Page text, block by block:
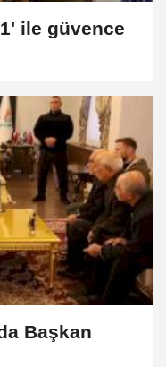
ile güvence
Başkan